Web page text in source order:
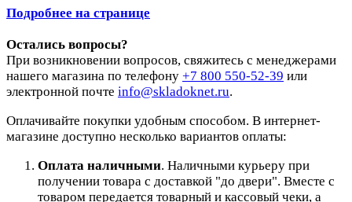
Подробнее на странице
Остались вопросы?
При возникновении вопросов, свяжитесь с менеджерами
нашего магазина по телефону +7 800 550-52-39 или
электронной почте info@skladoknet.ru.
Оплачивайте покупки удобным способом. В интернет-
магазине доступно несколько вариантов оплаты:
Оплата наличными. Наличными курьеру при
получении товара с доставкой "до двери". Вместе с
товаром передается товарный и кассовый чеки, а